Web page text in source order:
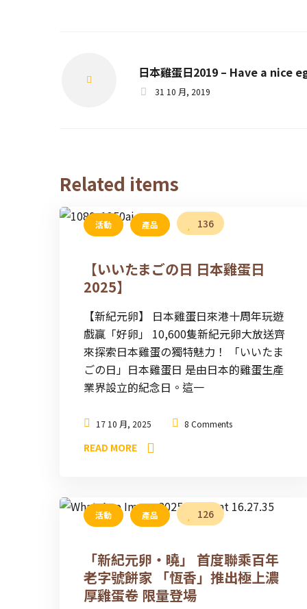
日本雞蛋日2019 – Have a nice
31 10 月, 2019
Prev
Related items
活動 產品 136
【いいたまごの日 日本雞蛋日
2025】
【新紀元卵】 日本雞蛋日來港十周年玩遊
戲贏「好卵」 10,600隻新紀元卵大放送齊
來探索日本雞蛋の獨特魅力！ 「いいたま
ごの日」日本雞蛋日 是由日本的雞蛋生產
業界設立的紀念日。這一
17 10 月, 2025 8 Comments
READ MORE
活動 產品 126
「新紀元卵・曉」 首度聯乘百年
老字號餅家 「恆香」推出極上濃
厚雞蛋卷 限量登場